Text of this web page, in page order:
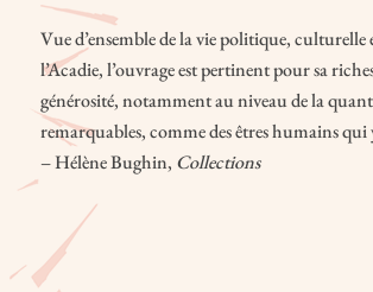
Vue d’ensemble de la vie politique, cultu­relle
l’Acadie, l’ouvrage est pertinent pour sa
générosité, notamment au niveau de la
remarquables, comme des êtres humains qui
– Hélène Bughin, Collections